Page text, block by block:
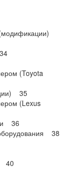
(Toyota
35
(Lexus
36
38
40